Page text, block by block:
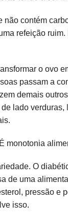
não contém
refeição
o ovo
passam a
demais
lado verduras,
monotonia
O
de uma
pressão e
isso.